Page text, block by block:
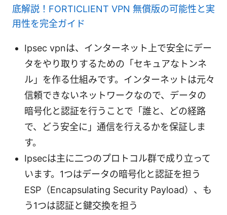
底解説！FORTICLIENT VPN 無償版の可能性と実
用性を完全ガイド
Ipsec vpnは、インターネット上で安全にデー
タをやり取りするための「セキュアなトンネ
ル」を作る仕組みです。インターネットは元々
信頼できないネットワークなので、データの
暗号化と認証を行うことで「誰と、どの経路
で、どう安全に」通信を行えるかを保証しま
す。
Ipsecは主に二つのプロトコル群で成り立って
います。1つはデータの暗号化と認証を担う
ESP（Encapsulating Security Payload）、も
う1つは認証と鍵交換を担う